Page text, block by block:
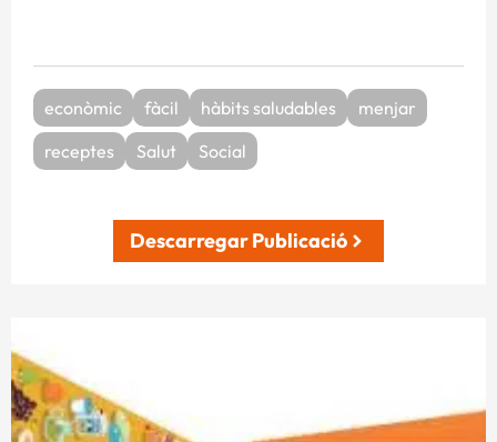
econòmic fàcil hàbits saludables
menjar
receptes
Salut Social
Descarregar Publicació